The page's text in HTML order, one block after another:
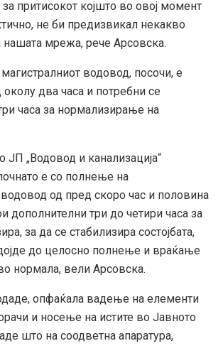
за притисокот којшто во овој момент
не би предизвикал некакво
мрежа, рече Арсовска.
водовод, посочи, е
околу два часа и потребни се
часа за нормализирање на
„Водовод и канализација“
е со полнење на
од пред скоро час и половина
дополнителни три до четири часа за
за да се стабилизира состојбата,
до целосно полнење и враќање
нормала, вели Арсовска.
опфаќала вадење на елементи
и носење на истите во Јавното
што на соодветна апаратура,